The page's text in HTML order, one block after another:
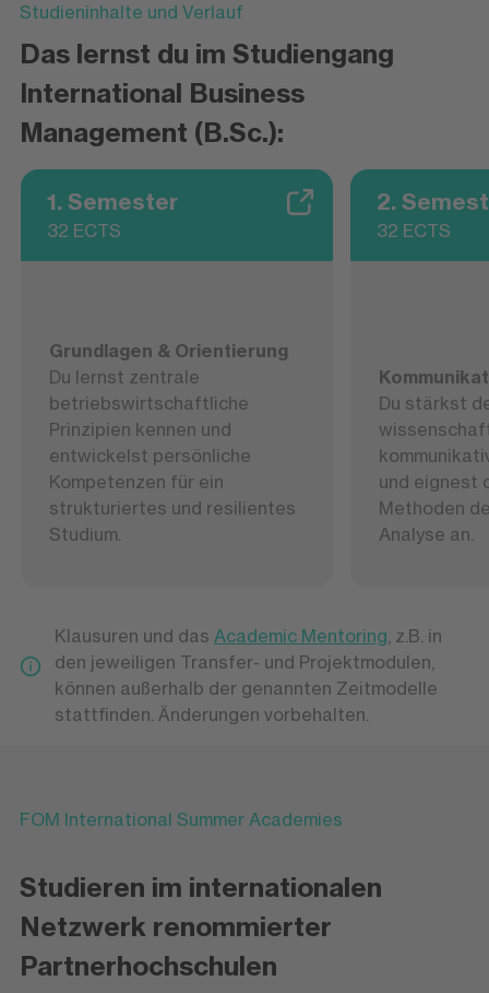
Studieninhalte und Verlauf
Das lernst du im Studiengang
International Business
Management (B.Sc.):
1. Semester
32 ECTS
Grundlagen & Orientierung
Du lernst zentrale
betriebswirtschaftliche
Prinzipien kennen und
entwickelst persönliche
Kompetenzen für ein
strukturiertes und resilientes
Studium.
2.
32 ECTS
Du stärkst
und eignest
Methoden
Analyse an.
Klausuren und das Academic Mentoring, z.B. in
den jeweiligen Transfer- und Projektmodulen,
können außerhalb der genannten Zeitmodelle
stattfinden. Änderungen vorbehalten.
FOM International Summer Academies
Studieren im internationalen
Netzwerk renommierter
Partnerhochschulen